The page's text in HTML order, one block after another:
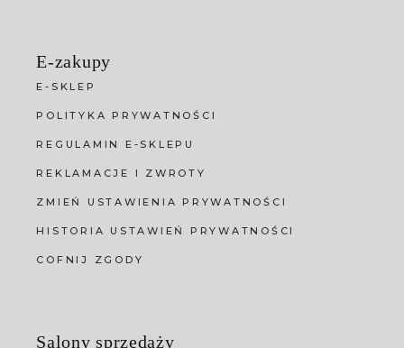
E-zakupy
E-SKLEP
POLITYKA PRYWATNOŚCI
REGULAMIN E-SKLEPU
REKLAMACJE I ZWROTY
ZMIEŃ USTAWIENIA PRYWATNOŚCI
HISTORIA USTAWIEŃ PRYWATNOŚCI
COFNIJ ZGODY
Salony sprzedaży